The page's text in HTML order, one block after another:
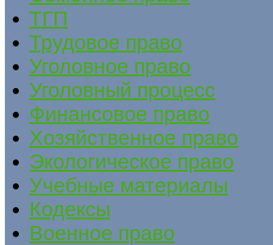
ТГП
Трудовое право
Уголовное право
Уголовный процесс
Финансовое право
Хозяйственное право
Экологическое право
Учебные материалы
Кодексы
Военное право